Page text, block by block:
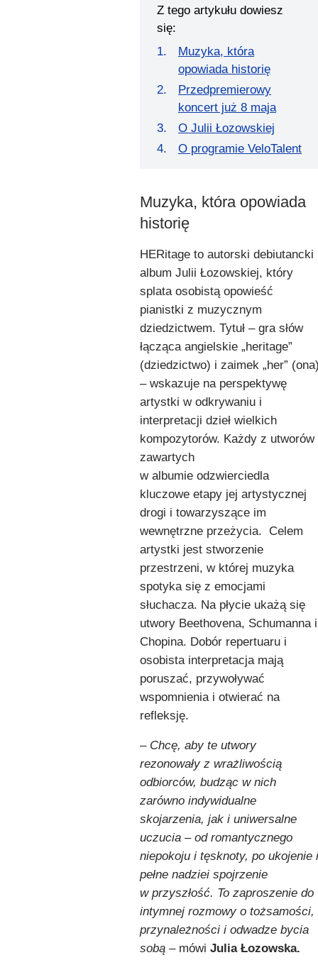
Z tego artykułu dowiesz
się:
Muzyka, która
opowiada historię
Przedpremierowy
koncert już 8 maja
O Julii Łozowskiej
O programie VeloTalent
Muzyka, która opowiada
historię
HERitage to autorski debiutancki
album Julii Łozowskiej, który
splata osobistą opowieść
pianistki z muzycznym
dziedzictwem. Tytuł – gra słów
łącząca angielskie „heritage”
(dziedzictwo) i zaimek „her”
– wskazuje na perspektywę
artystki w odkrywaniu i
interpretacji dzieł wielkich
kompozytorów. Każdy z utworów
zawartych
w albumie odzwierciedla
kluczowe etapy jej artystycznej
drogi i towarzyszące im
wewnętrzne przeżycia. Celem
artystki jest stworzenie
przestrzeni, w której muzyka
spotyka się z emocjami
słuchacza. Na płycie ukażą się
utwory Beethovena, Schumanna i
Chopina. Dobór repertuaru i
osobista interpretacja mają
poruszać, przywoływać
wspomnienia i otwierać na
refleksję.
– Chcę, aby te utwory
rezonowały z wrażliwością
odbiorców, budząc w nich
zarówno indywidualne
skojarzenia, jak i uniwersalne
uczucia – od romantycznego
niepokoju i tęsknoty, po ukojenie i
pełne nadziei spojrzenie
w przyszłość. To zaproszenie do
intymnej rozmowy o tożsamości,
przynależności i odwadze bycia
sobą – mówi Julia Łozowska.